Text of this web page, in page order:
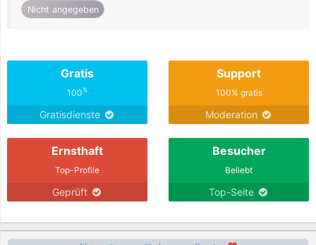
Nicht angegeben
Gratis
100%
Gratisdienste
Support
100% gratis
Moderation
Ernsthaft
Top-Profile
Geprüft
Besucher
Beliebt
Top-Seite